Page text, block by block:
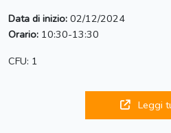
Data di inizio: 02/12/2024
Orario: 10:30-13:30
CFU: 1
Leggi